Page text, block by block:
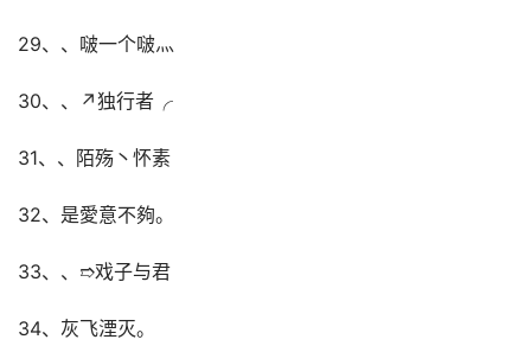
29、、啵一个啵灬
30、、↗独行者╭
31、、陌殇丶怀素
32、是愛意不夠。
33、、➱戏子与君
34、灰飞湮灭。